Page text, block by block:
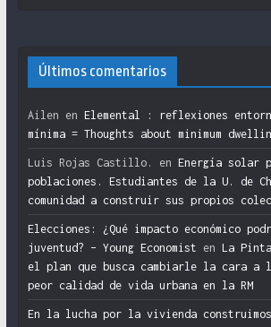
Últimos comentarios
Ailen en Elemental : reflexiones
mínima = Thoughts about minimum
Luis Rojas Castillo. en Energía solar
poblaciones. Estudiantes de la U. de
comunidad a construir sus propios
Elecciones: ¿Qué impacto económico
juventud? – Young Economist en La
el plan que busca cambiarle la cara a
peor calidad de vida urbana en la RM
En la lucha por la vivienda